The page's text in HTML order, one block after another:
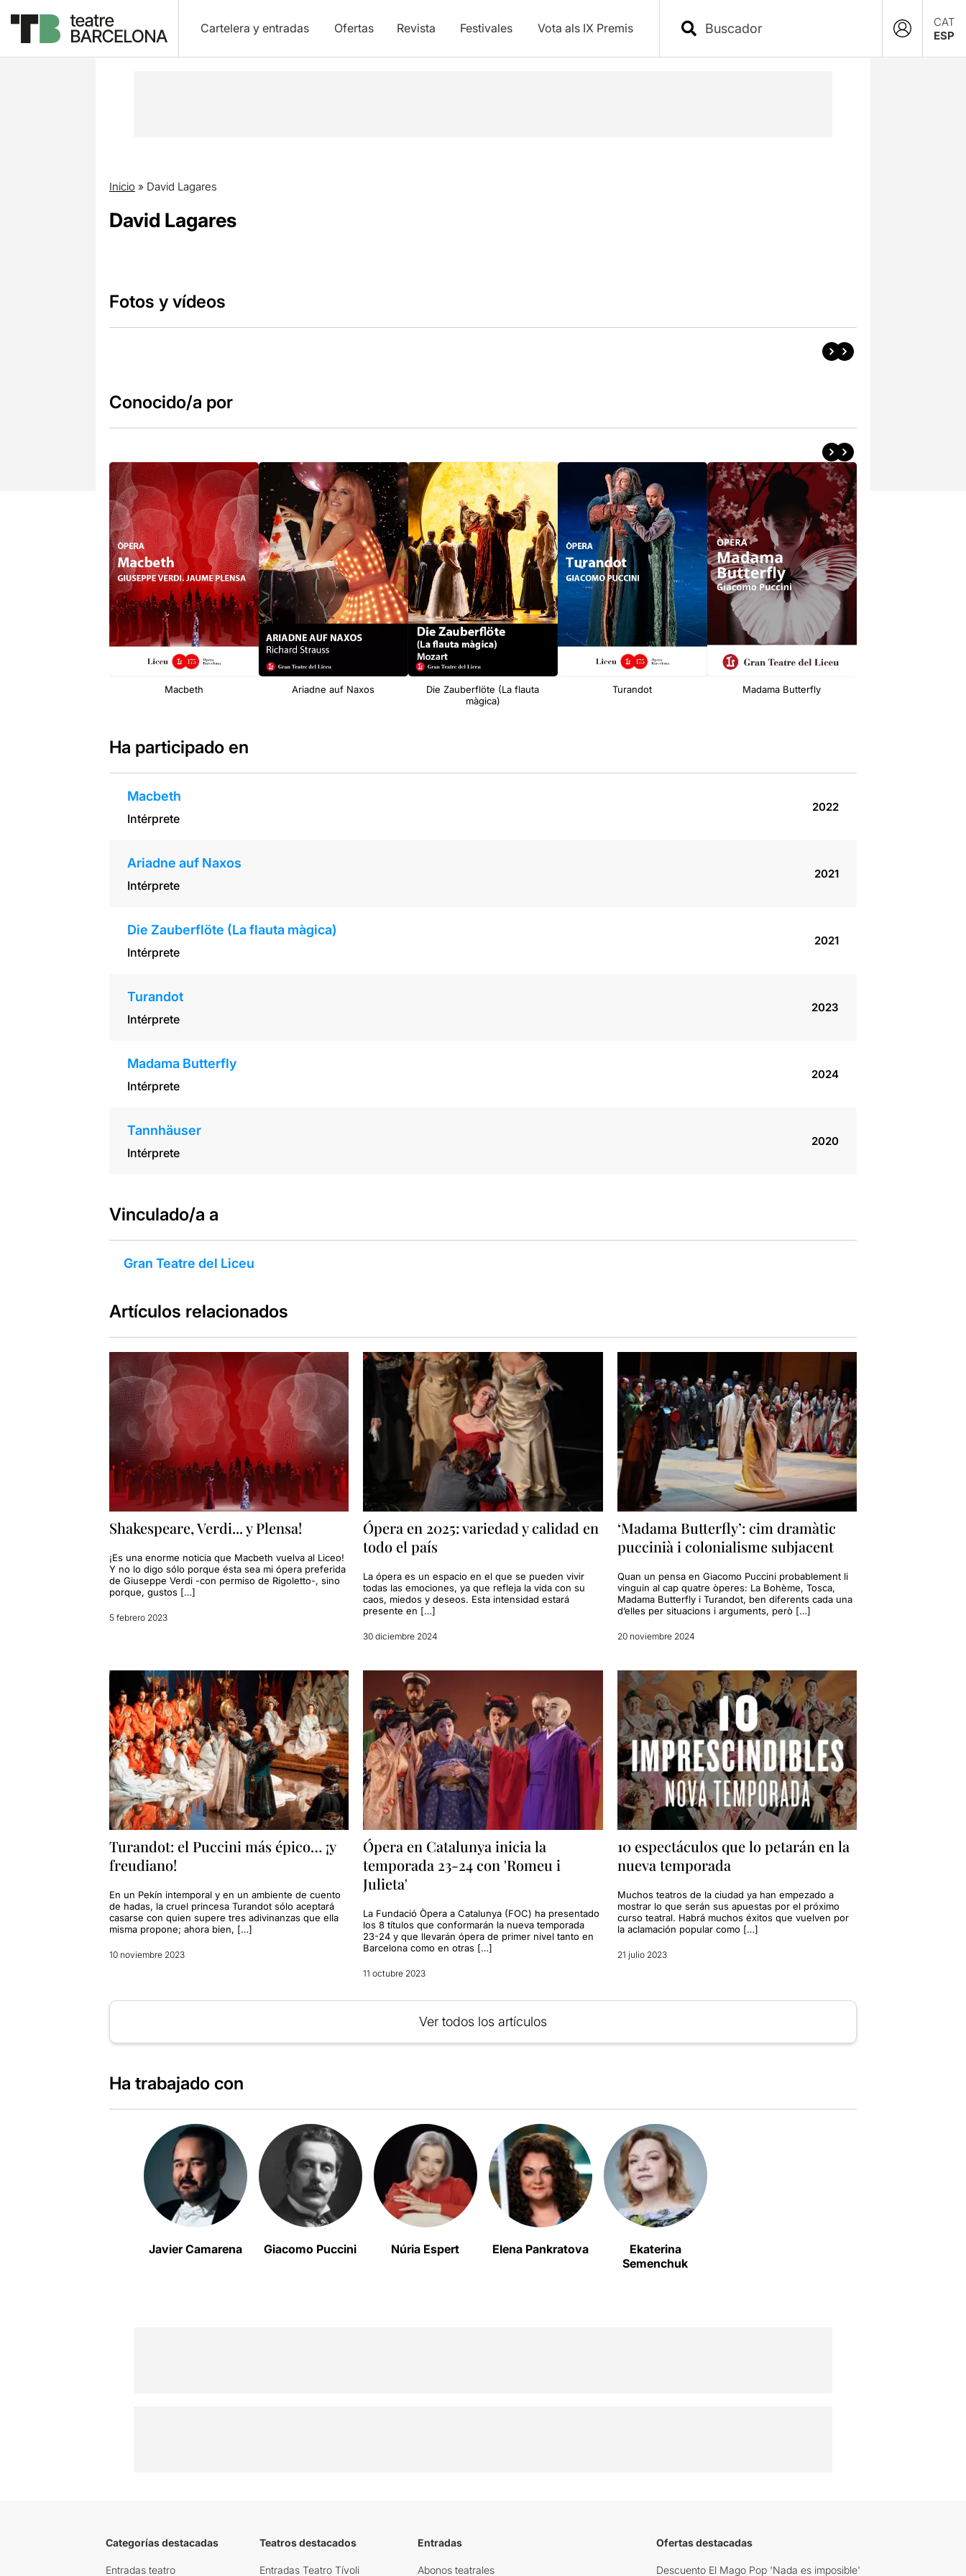
Cartelera y entradas Ofertas Revista Festivales Vota als IX Premis
CAT
ESP
Inicio » David Lagares
David Lagares
Fotos y vídeos
Conocido/a por
Macbeth Ariadne auf Naxos
Die Zauberflöte (La flauta
màgica)
Turandot Madama Butterfly
Ha participado en
Macbeth
Intérprete
2022
Ariadne auf Naxos
Intérprete
2021
Die Zauberflöte (La flauta màgica)
Intérprete
2021
Turandot
Intérprete
2023
Madama Butterfly
Intérprete
2024
Tannhäuser
Intérprete
2020
Vinculado/a a
Gran Teatre del Liceu
Artículos relacionados
Shakespeare, Verdi... y Plensa!
¡Es una enorme noticia que Macbeth vuelva al Liceo!
Y no lo digo sólo porque ésta sea mi ópera preferida
de Giuseppe Verdi -con permiso de Rigoletto-, sino
porque, gustos […]
5 febrero 2023
Ópera en 2025: variedad y calidad en
todo el país
La ópera es un espacio en el que se pueden vivir
todas las emociones, ya que refleja la vida con su
caos, miedos y deseos. Esta intensidad estará
presente en […]
30 diciembre 2024
‘Madama Butterfly’: cim dramàtic
puccinià i colonialisme subjacent
Quan un pensa en Giacomo Puccini probablement li
vinguin al cap quatre òperes: La Bohème, Tosca,
Madama Butterfly i Turandot, ben diferents cada una
d’elles per situacions i arguments, però […]
20 noviembre 2024
Turandot: el Puccini más épico… ¡y
freudiano!
En un Pekín intemporal y en un ambiente de cuento
de hadas, la cruel princesa Turandot sólo aceptará
casarse con quien supere tres adivinanzas que ella
misma propone; ahora bien, […]
10 noviembre 2023
Ópera en Catalunya inicia la
temporada 23-24 con 'Romeu i
Julieta'
La Fundació Òpera a Catalunya (FOC) ha presentado
los 8 títulos que conformarán la nueva temporada
23-24 y que llevarán ópera de primer nivel tanto en
Barcelona como en otras […]
11 octubre 2023
10 espectáculos que lo petarán en la
nueva temporada
Muchos teatros de la ciudad ya han empezado a
mostrar lo que serán sus apuestas por el próximo
curso teatral. Habrá muchos éxitos que vuelven por
la aclamación popular como […]
21 julio 2023
Ver todos los artículos
Ha trabajado con
Javier Camarena Giacomo Puccini Núria Espert Elena Pankratova
Ekaterina
Semenchuk
Categorías destacadas
Entradas teatro
Teatros destacados
Entradas Teatro Tívoli
Entradas
Abonos teatrales
Ofertas destacadas
Descuento El Mago Pop 'Nada es imposible'